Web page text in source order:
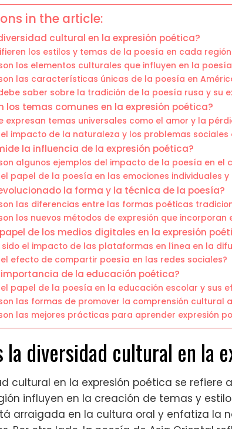
in the article:
cultural en la expresión poética?
los estilos y temas de la poesía en cada
los elementos culturales que influyen en la
las características únicas de la poesía en
saber sobre la tradición de la poesía rusa y su
los temas comunes en la expresión poética?
expresan temas universales como el amor y la
el impacto de la naturaleza y los problemas sociales
la influencia de la expresión poética?
algunos ejemplos del impacto de la poesía en el
papel de la poesía en las emociones individuales
la forma y la técnica de la poesía?
las diferencias entre las formas poéticas
los nuevos métodos de expresión que incorporan
de los medios digitales en la expresión
sido el impacto de las plataformas en línea en la
el efecto de compartir poesía en las redes sociales?
importancia de la educación poética?
el papel de la poesía en la educación escolar y sus
las formas de promover la comprensión cultural
las mejores prácticas para aprender expresión
la diversidad cultural en la
cultural en la expresión poética se refiere
influyen en la creación de temas y
arraigada en la cultura oral y enfatiza la